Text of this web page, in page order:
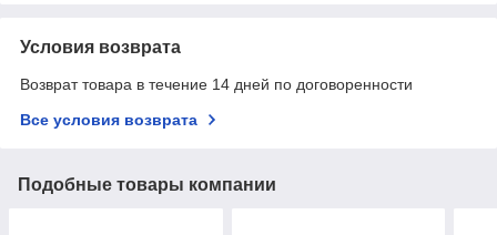
Условия возврата
Возврат товара в течение 14 дней по договоренности
Все условия возврата
Подобные товары компании